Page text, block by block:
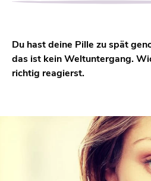
Du hast deine Pille zu spät
das ist kein Weltuntergang.
richtig reagierst.